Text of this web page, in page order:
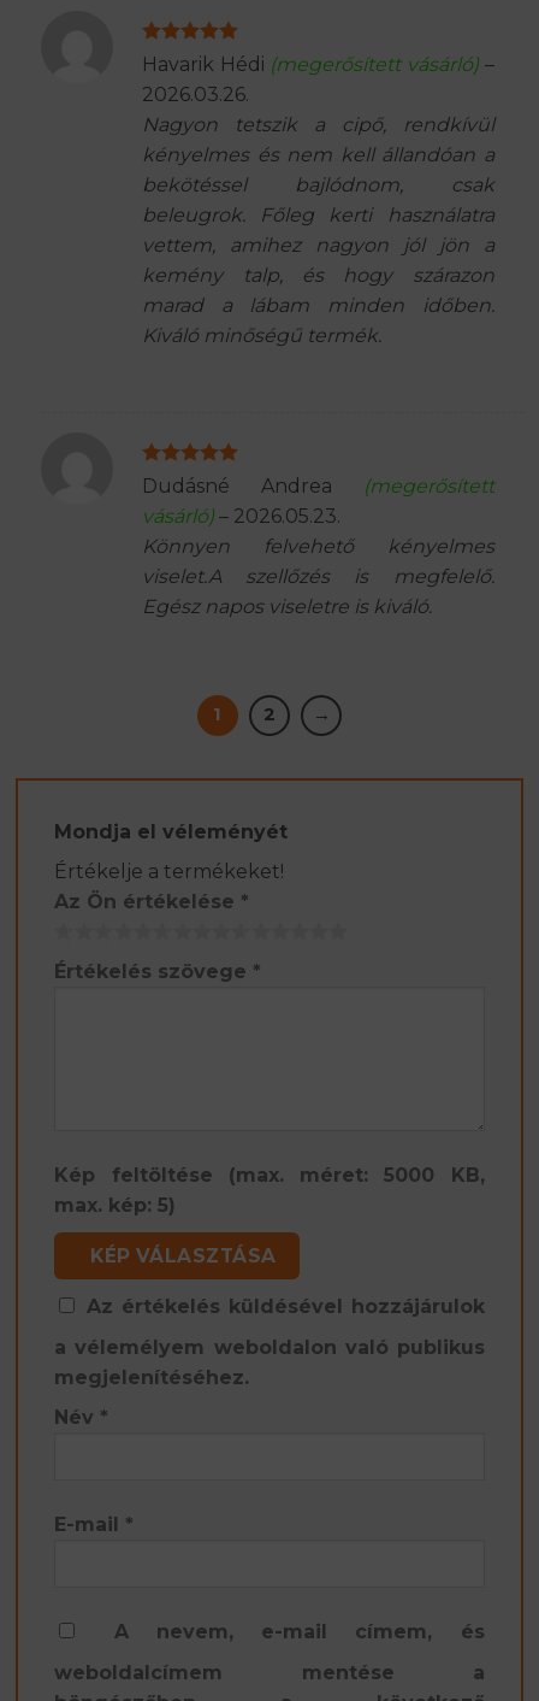
Értékelés:5
Havarik Hédi (megerősített vásárló) –
2026.03.26.
Nagyon tetszik a cipő, rendkívül
kényelmes és nem kell állandóan a
bekötéssel bajlódnom, csak
beleugrok. Főleg kerti használatra
vettem, amihez nagyon jól jön a
kemény talp, és hogy szárazon
marad a lábam minden időben.
Kiváló minőségű termék.
Értékelés:5
Dudásné Andrea
(megerősített
vásárló) – 2026.05.23.
Könnyen felvehető kényelmes
viselet.A szellőzés is megfelelő.
Egész napos viseletre is kiváló.
1 2 →
Mondja el véleményét
Értékelje a termékeket!
Az Ön értékelése *
Értékelés szövege *
Kép feltöltése (max. méret: 5000 KB,
max. kép: 5)
KÉP VÁLASZTÁSA
Az értékelés küldésével hozzájárulok
a vélemélyem weboldalon való publikus
megjelenítéséhez.
Név *
E-mail *
A nevem, e-mail címem, és
weboldalcímem mentése a